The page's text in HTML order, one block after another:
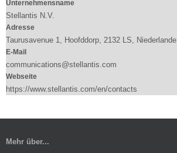
Unternehmensname
Stellantis N.V.
Adresse
Taurusavenue 1, Hoofddorp, 2132 LS, Niederlande
E-Mail
communications@stellantis.com
Webseite
https://www.stellantis.com/en/contacts
Mehr über...